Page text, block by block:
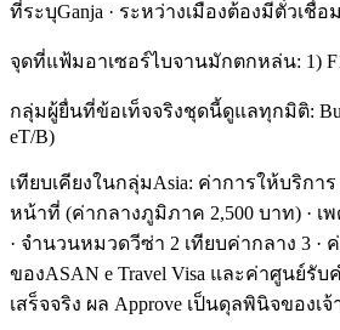
ที่ระบุGanja · ระหว่างเมืองต้องมีตั๋วเชื่อ
จุดที่แฟ้มอาเซอร์ไบจานมักตกหล่น: 1) F1
กลุ่มผู้ยื่นที่ข้อเท็จจริงชุดนี้ดูแลทุกมิติ:
eT/B)
เทียบเคียงในกลุ่มAsia: ค่าการให้บริกา
หน้าที่ (ค่ากลางภูมิภาค 2,500 บาท) · เ
· จำนวนหมวดวีซ่า 2 เทียบค่ากลาง 3 ·
ของASAN e Travel Visa และค่าศูนย์รับ
เสร็จจริง ผล Approve เป็นดุลพินิจของเ